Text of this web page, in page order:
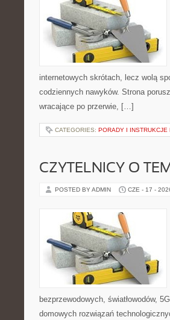
internetowych skrótach, lecz wolą
codziennych nawyków. Strona
wracające po przerwie, […]
CATEGORIES: PORADY I INSTRUKCJE
CZYTELNICY O
POSTED BY ADMIN CZE - 17 -
bezprzewodowych, światłowodów,
domowych rozwiązań